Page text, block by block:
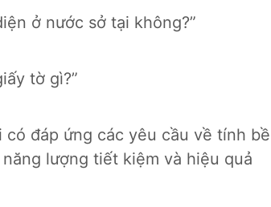
ở nước sở tại không?”
tờ gì?”
có đáp ứng các yêu cầu về tính
lượng tiết kiệm và hiệu quả